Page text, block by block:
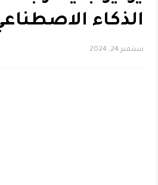
الذكاء
سبتمبر 24, 2024